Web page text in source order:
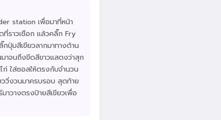
station เพื่อมาที่หน้า
ที่ราวเชือก แล้วคลิ๊ก Fry
ปุ่มสีเขียวลากมาทางด้าน
าจนถึงขีดสีขาวแสดงว่าสุก
ก่ ใส่ซอสให้ตรงกับจำนวน
ววิ่งวนมาครบรอบ สุดท้าย
าวางตรงป้ายสีเขียวเพื่อ